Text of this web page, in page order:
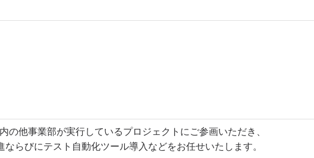
他事業部が実行しているプロジェクトにご参画いただき、
らびにテスト自動化ツール導入などをお任せいたします。